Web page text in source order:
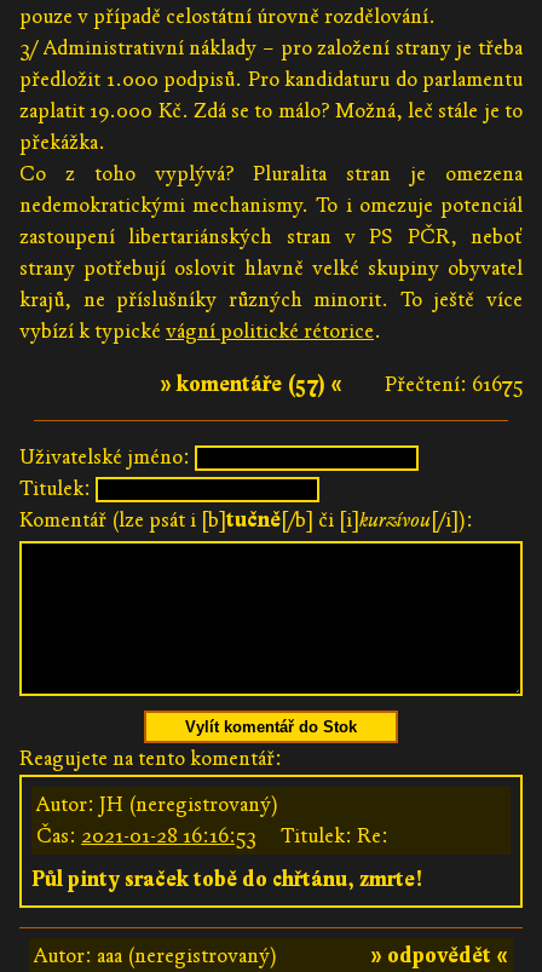
pouze v případě celostátní úrovně rozdělování.
3/ Administrativní náklady – pro založení strany je třeba
předložit 1.000 podpisů. Pro kandidaturu do parlamentu
zaplatit 19.000 Kč. Zdá se to málo? Možná, leč stále je to
překážka.
Co z toho vyplývá? Pluralita stran je omezena
nedemokratickými mechanismy. To i omezuje potenciál
zastoupení libertariánských stran v PS PČR, neboť
strany potřebují oslovit hlavně velké skupiny obyvatel
krajů, ne příslušníky různých minorit. To ještě více
vybízí k typické vágní politické rétorice.
Přečtení: 61675
» komentáře (57) «
Uživatelské jméno:
Titulek:
Komentář (lze psát i [b]tučně[/b] či [i]kurzívou[/i]):
Vylít komentář do Stok
Reagujete na tento komentář:
Autor: JH (neregistrovaný)
Čas: 2021-01-28 16:16:53
Titulek: Re:
Půl pinty sraček tobě do chřtánu, zmrte!
» odpovědět «
Autor: aaa (neregistrovaný)